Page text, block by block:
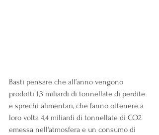
Basti pensare che all’anno vengono
prodotti 1,3 miliardi di tonnellate di perdite
e sprechi alimentari, che fanno ottenere a
loro volta 4,4 miliardi di tonnellate di CO2
emessa nell'atmosfera e un consumo di